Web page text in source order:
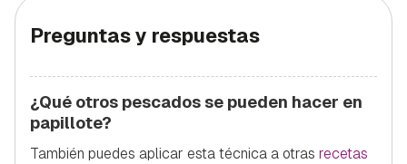
Preguntas y respuestas
¿Qué otros pescados se pueden hacer en
papillote?
También puedes aplicar esta técnica a otras recetas